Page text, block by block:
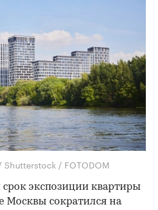
/ FOTODOM
срок экспозиции квартиры
Москвы сократился на